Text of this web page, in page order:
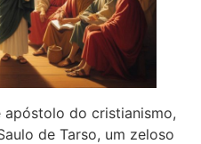
do cristianismo,
de Tarso, um zeloso